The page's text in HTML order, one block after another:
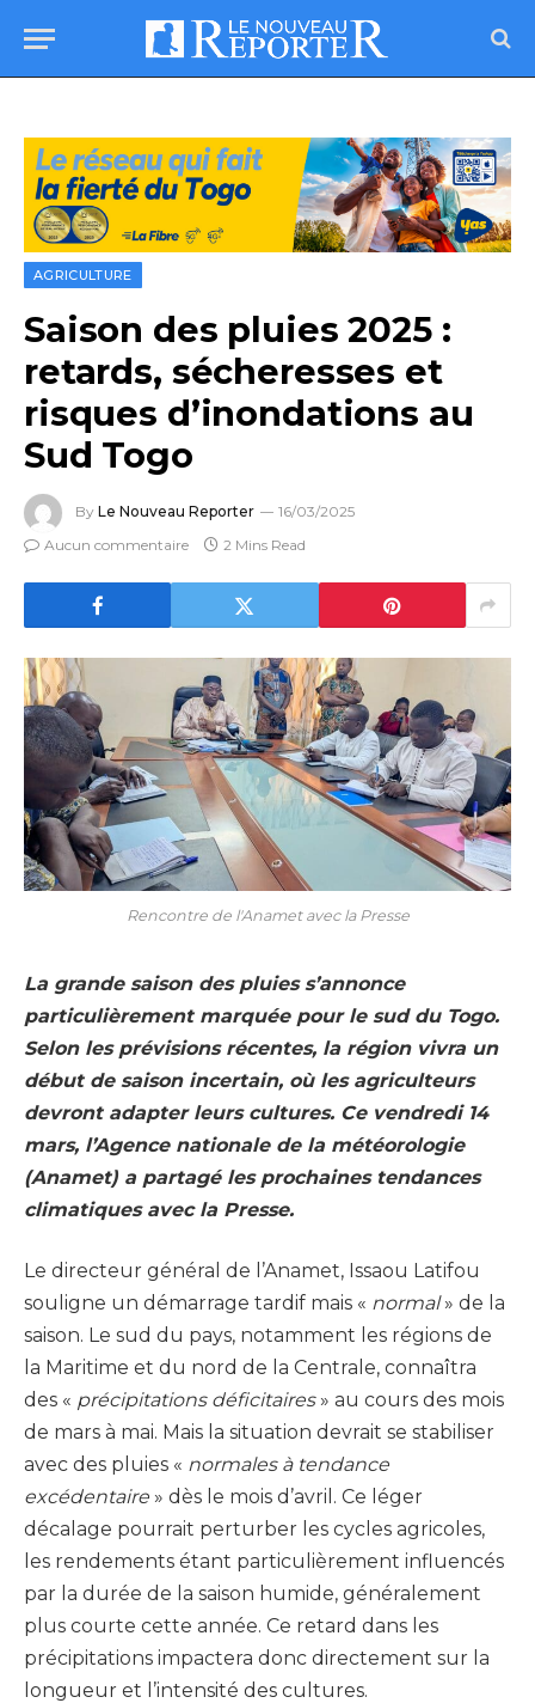
AGRICULTURE
Saison des pluies 2025 :
retards, sécheresses et
risques d’inondations au
Sud Togo
By Le Nouveau Reporter
16/03/2025
Aucun commentaire
2 Mins Read
Rencontre de l'Anamet avec la Presse
La grande saison des pluies s’annonce
particulièrement marquée pour le sud du Togo.
Selon les prévisions récentes, la région vivra un
début de saison incertain, où les agriculteurs
devront adapter leurs cultures. Ce vendredi 14
mars, l’Agence nationale de la météorologie
(Anamet) a partagé les prochaines tendances
climatiques avec la Presse.
Le directeur général de l’Anamet, Issaou Latifou
souligne un démarrage tardif mais « normal» de la
saison. Le sud du pays, notamment les régions de
la Maritime et du nord de la Centrale, connaîtra
des « précipitations déficitaires» au cours des mois
de mars à mai. Mais la situation devrait se stabiliser
avec des pluies « normales à tendance
excédentaire » dès le mois d’avril. Ce léger
décalage pourrait perturber les cycles agricoles,
les rendements étant particulièrement influencés
par la durée de la saison humide, généralement
plus courte cette année. Ce retard dans les
précipitations impactera donc directement sur la
longueur et l’intensité des cultures.